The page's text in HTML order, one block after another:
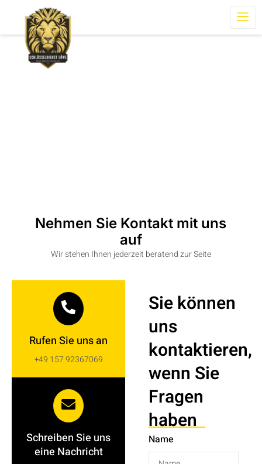
Nehmen Sie Kontakt mit uns
auf
Wir stehen Ihnen jederzeit beratend zur Seite
Rufen Sie uns an
+49 157 92367069
Schreiben Sie uns
eine Nachricht
Sie können
uns
kontaktieren,
wenn Sie
Fragen
haben
Name